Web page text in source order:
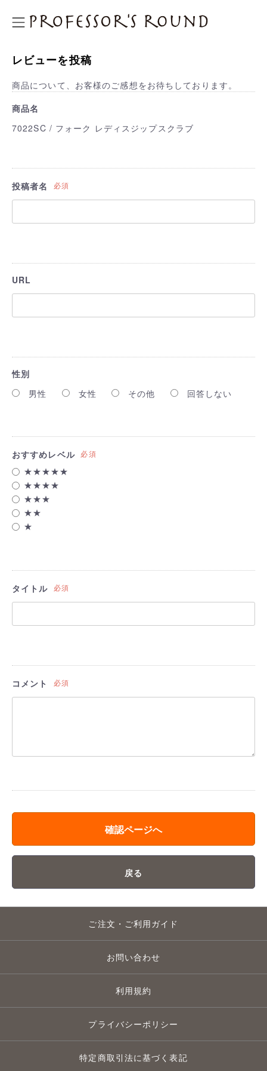
プロフェッサーズラウンド
レビューを投稿
商品について、お客様のご感想をお待ちしております。
商品名
7022SC / フォーク レディスジップスクラブ
投稿者名 必須
URL
性別
男性
女性 その他 回答しない
おすすめレベル 必須
★★★★★
★★★★
★★★
★★
★
タイトル 必須
コメント 必須
確認ページへ
戻る
ご注文・ご利用ガイド
お問い合わせ
利用規約
プライバシーポリシー
特定商取引法に基づく表記